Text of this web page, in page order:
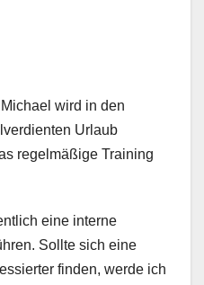
wird in den
Urlaub
regelmäßige Training
eine interne
Sollte sich eine
finden, werde ich